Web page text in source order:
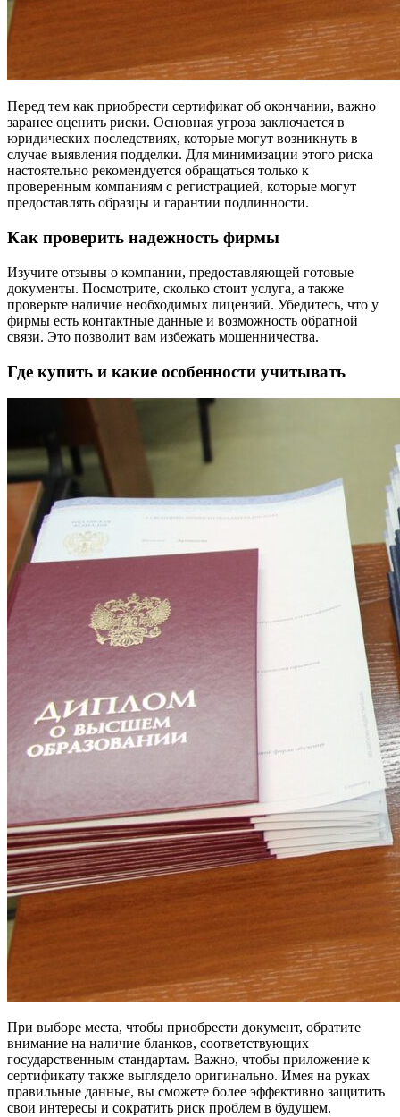
Перед тем как приобрести сертификат об окончании, важно
заранее оценить риски. Основная угроза заключается в
юридических последствиях, которые могут возникнуть в
случае выявления подделки. Для минимизации этого риска
настоятельно рекомендуется обращаться только к
проверенным компаниям с регистрацией, которые могут
предоставлять образцы и гарантии подлинности.
Как проверить надежность фирмы
Изучите отзывы о компании, предоставляющей готовые
документы. Посмотрите, сколько стоит услуга, а также
проверьте наличие необходимых лицензий. Убедитесь, что у
фирмы есть контактные данные и возможность обратной
связи. Это позволит вам избежать мошенничества.
Где купить и какие особенности учитывать
При выборе места, чтобы приобрести документ, обратите
внимание на наличие бланков, соответствующих
государственным стандартам. Важно, чтобы приложение к
сертификату также выглядело оригинально. Имея на руках
правильные данные, вы сможете более эффективно защитить
свои интересы и сократить риск проблем в будущем.